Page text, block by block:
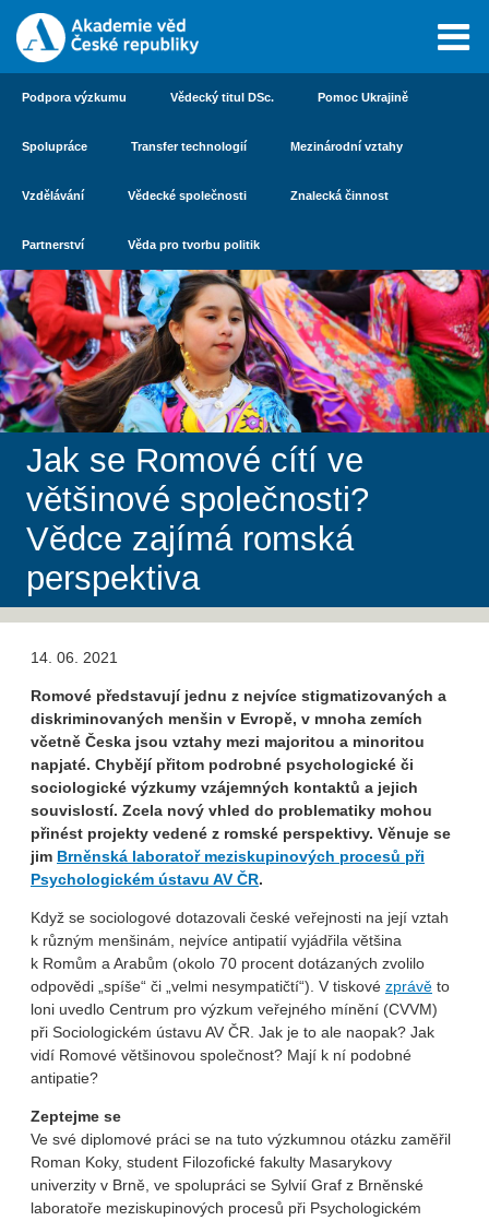
Podpora výzkumu Vědecký titul DSc. Pomoc Ukrajině
Spolupráce Transfer technologií Mezinárodní vztahy
Vzdělávání Vědecké společnosti Znalecká činnost
Partnerství Věda pro tvorbu politik
Jak se Romové cítí ve
většinové společnosti?
Vědce zajímá romská
perspektiva
14. 06. 2021
Romové představují jednu z nejvíce stigmatizovaných a
diskriminovaných menšin v Evropě, v mnoha zemích
včetně Česka jsou vztahy mezi majoritou a minoritou
napjaté. Chybějí přitom podrobné psychologické či
sociologické výzkumy vzájemných kontaktů a jejich
souvislostí. Zcela nový vhled do problematiky mohou
přinést projekty vedené z romské perspektivy. Věnuje se
jim Brněnská laboratoř meziskupinových procesů při
Psychologickém ústavu AV ČR.
Když se sociologové dotazovali české veřejnosti na její vztah
k různým menšinám, nejvíce antipatií vyjádřila většina
k Romům a Arabům (okolo 70 procent dotázaných zvolilo
odpovědi „spíše“ či „velmi nesympatičtí“). V tiskové zprávě to
loni uvedlo Centrum pro výzkum veřejného mínění (CVVM)
při Sociologickém ústavu AV ČR. Jak je to ale naopak? Jak
vidí Romové většinovou společnost? Mají k ní podobné
antipatie?
Zeptejme se
Ve své diplomové práci se na tuto výzkumnou otázku zaměřil
Roman Koky, student Filozofické fakulty Masarykovy
univerzity v Brně, ve spolupráci se Sylvií Graf z Brněnské
laboratoře meziskupinových procesů při Psychologickém